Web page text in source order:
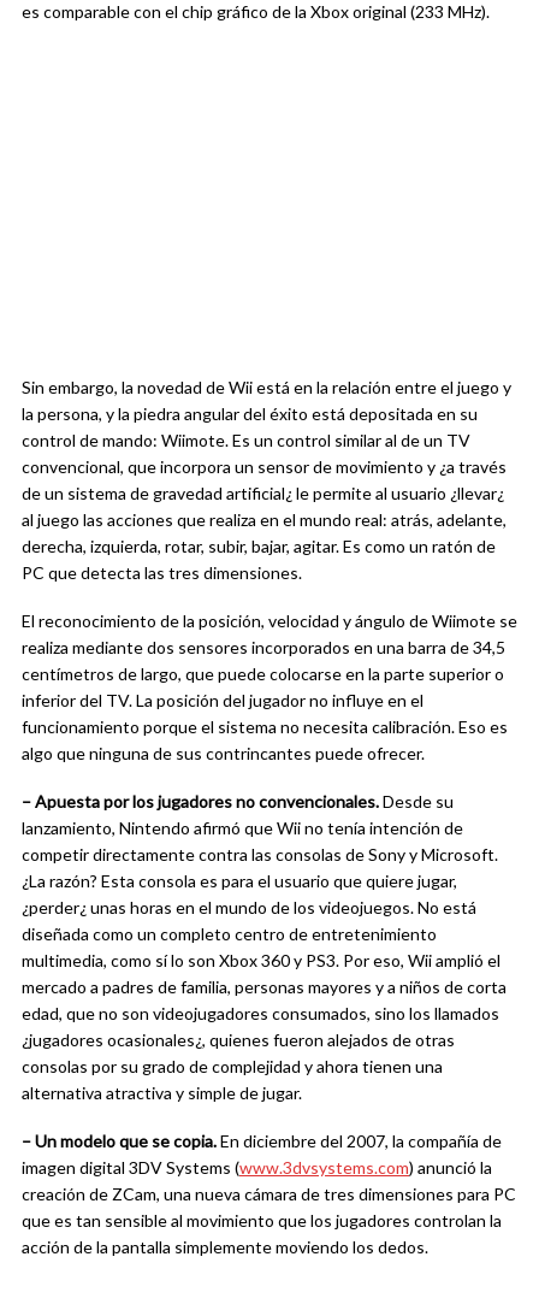
es comparable con el chip gráfico de la Xbox original (233 MHz).
Sin embargo, la novedad de Wii está en la relación entre el juego y
la persona, y la piedra angular del éxito está depositada en su
control de mando: Wiimote. Es un control similar al de un TV
convencional, que incorpora un sensor de movimiento y ¿a través
de un sistema de gravedad artificial¿ le permite al usuario ¿llevar¿
al juego las acciones que realiza en el mundo real: atrás, adelante,
derecha, izquierda, rotar, subir, bajar, agitar. Es como un ratón de
PC que detecta las tres dimensiones.
El reconocimiento de la posición, velocidad y ángulo de Wiimote se
realiza mediante dos sensores incorporados en una barra de 34,5
centímetros de largo, que puede colocarse en la parte superior o
inferior del TV. La posición del jugador no influye en el
funcionamiento porque el sistema no necesita calibración. Eso es
algo que ninguna de sus contrincantes puede ofrecer.
– Apuesta por los jugadores no convencionales.Desde su
lanzamiento, Nintendo afirmó que Wii no tenía intención de
competir directamente contra las consolas de Sony y Microsoft.
¿La razón? Esta consola es para el usuario que quiere jugar,
¿perder¿ unas horas en el mundo de los videojuegos. No está
diseñada como un completo centro de entretenimiento
multimedia, como sí lo son Xbox 360 y PS3. Por eso, Wii amplió el
mercado a padres de familia, personas mayores y a niños de corta
edad, que no son videojugadores consumados, sino los llamados
¿jugadores ocasionales¿, quienes fueron alejados de otras
consolas por su grado de complejidad y ahora tienen una
alternativa atractiva y simple de jugar.
– Un modelo que se copia.En diciembre del 2007, la compañía de
imagen digital 3DV Systems (www.3dvsystems.com) anunció la
creación de ZCam, una nueva cámara de tres dimensiones para PC
que es tan sensible al movimiento que los jugadores controlan la
acción de la pantalla simplemente moviendo los dedos.